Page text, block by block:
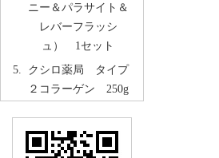
ニー＆パラサイト＆
レバーフラッシ
ュ） 1セット
クシロ薬局 タイプ
２コラーゲン 250g